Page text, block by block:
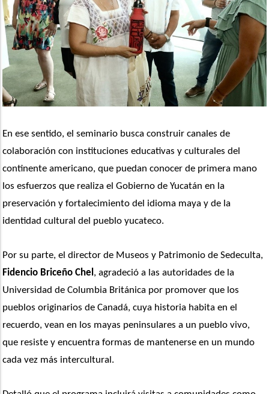
En ese sentido, el seminario busca construir canales de
colaboración con instituciones educativas y culturales del
continente americano, que puedan conocer de primera mano
los esfuerzos que realiza el Gobierno de Yucatán en la
preservación y fortalecimiento del idioma maya y de la
identidad cultural del pueblo yucateco.
Fidencio Briceño Chel, agradeció a las autoridades de la
Universidad de Columbia Británica por promover que los
pueblos originarios de Canadá, cuya historia habita en el
recuerdo, vean en los mayas peninsulares a un pueblo vivo,
que resiste y encuentra formas de mantenerse en un mundo
cada vez más intercultural.